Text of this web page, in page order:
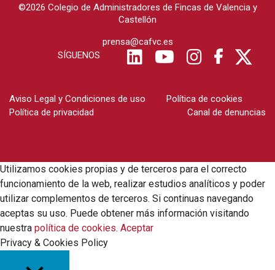
©2026 Colegio de Administradores de Fincas de Valencia y
Castellón
prensa@cafvc.es
SÍGUENOS
Aviso Legal y Condiciones de uso
Política de cookies
Política de privacidad
Canal de denuncias
Utilizamos cookies propias y de terceros para el correcto
funcionamiento de la web, realizar estudios analíticos y poder
utilizar complementos de terceros. Si continuas navegando
aceptas su uso. Puede obtener más información visitando
nuestra política de cookies. Aceptar
Privacy & Cookies Policy